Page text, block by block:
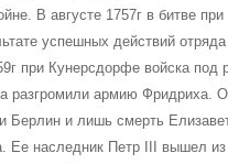
В августе 1757г в битве
успешных действий
при Кунерсдорфе войска под
разгромили армию Фридриха.
Берлин и лишь смерть
Ее наследник Петр III вышел